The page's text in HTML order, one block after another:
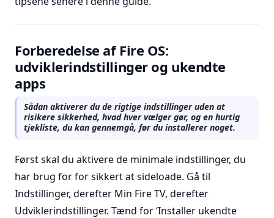
Forberedelse af Fire OS:
udviklerindstillinger og ukendte
apps
Sådan aktiverer du de rigtige indstillinger uden at
risikere sikkerhed, hvad hver vælger gør, og en hurtig
tjekliste, du kan gennemgå, før du installerer noget.
Først skal du aktivere de minimale indstillinger, du
har brug for for sikkert at sideloade. Gå til
Indstillinger, derefter Min Fire TV, derefter
Udviklerindstillinger. Tænd for ‘Installer ukendte